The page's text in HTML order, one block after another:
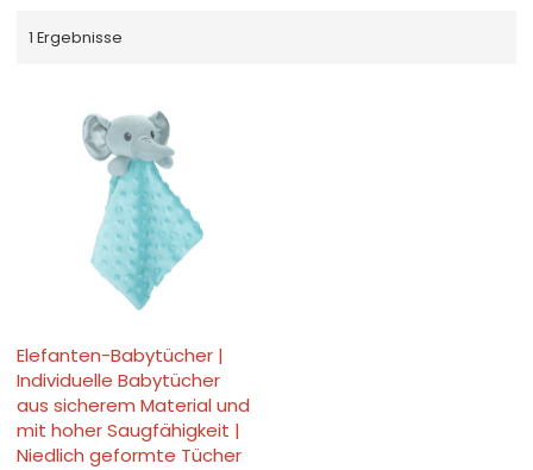
1 Ergebnisse
Elefanten-Babytücher |
Individuelle Babytücher
aus sicherem Material und
mit hoher Saugfähigkeit |
Niedlich geformte Tücher